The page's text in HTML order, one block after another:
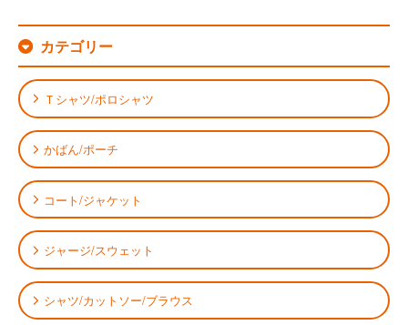
カテゴリー
Ｔシャツ/ポロシャツ
かばん/ポーチ
コート/ジャケット
ジャージ/スウェット
シャツ/カットソー/ブラウス